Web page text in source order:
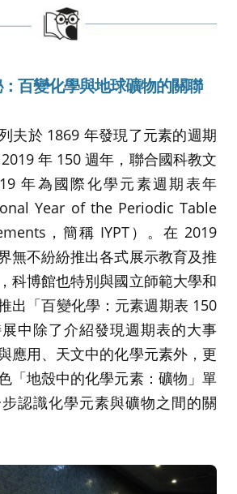
百變化學與地球礦物的關聯
夫於 1869 年發現了元素的週期
年 150 週年，聯合國科教文
年為國際化學元素週期表年
Year of the Periodic Table
，簡稱 IYPT）。在 2019
無不紛紛推出各式展示教育及推
科博館也特別與國立師範大學和
出「百變化學：元素週期表 150
中除了介紹發現週期表的大事
應用、天文中的化學元素外，更
「地殼中的化學元素：礦物」單
認識化學元素與礦物之間的關